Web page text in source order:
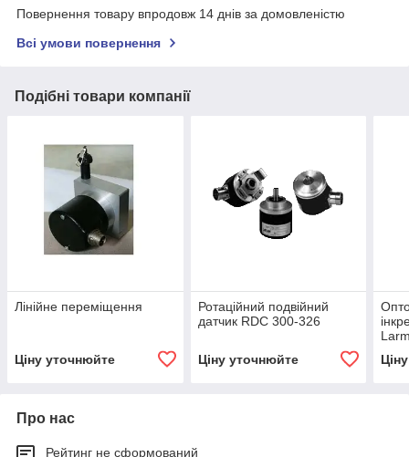
Повернення товару впродовж 14 днів за домовленістю
Всі умови повернення
Подібні товари компанії
Лінійне переміщення
Ціну уточнюйте
Ротаційний подвійний
датчик RDC 300-326
Ціну уточнюйте
Про нас
Рейтинг не сформований